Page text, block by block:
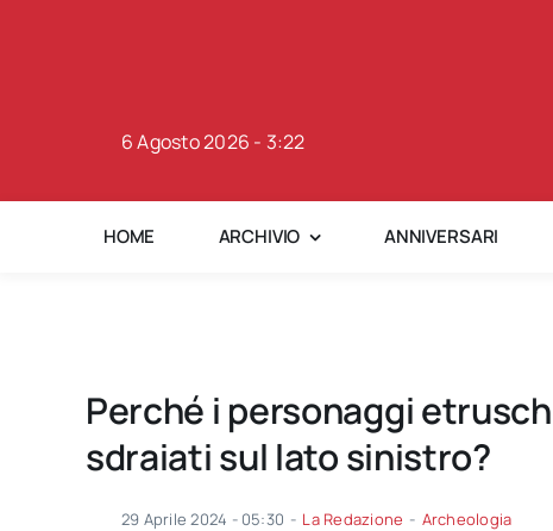
6 Agosto 2026 - 3:22
HOME ARCHIVIO ANNIVERSARI
Perché i personaggi
sdraiati sul lato sinistro?
29 Aprile 2024 - 05:30 - La Redazione - Archeologia